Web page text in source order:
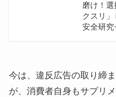
磨け！
クスリ
安全研究
今は、違反広告の取り締
が、消費者自身もサプリ